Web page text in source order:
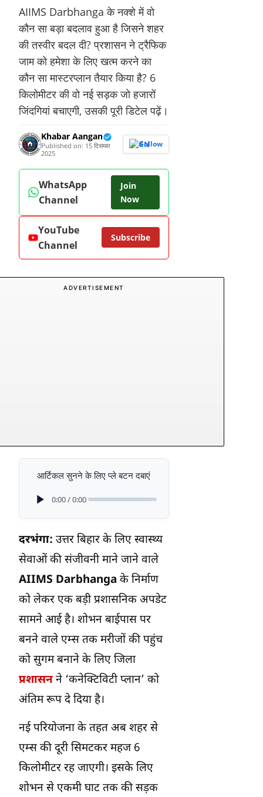
AIIMS Darbhanga के नक्शे में वो
कौन सा बड़ा बदलाव हुआ है जिसने शहर
की तस्वीर बदल दी? प्रशासन ने ट्रैफिक
जाम को हमेशा के लिए खत्म करने का
कौन सा मास्टरप्लान तैयार किया है? 6
किलोमीटर की वो नई सड़क जो हजारों
जिंदगियां बचाएगी, उसकी पूरी डिटेल पढ़ें।
Khabar Aangan
Published on: 15 दिसम्बर
2025
Follow
WhatsApp
Channel
Join
Now
YouTube
Channel
Subscribe
ADVERTISEMENT
आर्टिकल सुनने के लिए प्ले बटन दबाएं
0:00 / 0:00
दरभंगा: उत्तर बिहार के लिए स्वास्थ्य
सेवाओं की संजीवनी माने जाने वाले
AIIMS Darbhanga के निर्माण
को लेकर एक बड़ी प्रशासनिक अपडेट
सामने आई है। शोभन बाईपास पर
बनने वाले एम्स तक मरीजों की पहुंच
को सुगम बनाने के लिए जिला
प्रशासन ने ‘कनेक्टिविटी प्लान’ को
अंतिम रूप दे दिया है।
नई परियोजना के तहत अब शहर से
एम्स की दूरी सिमटकर महज 6
किलोमीटर रह जाएगी। इसके लिए
शोभन से एकमी घाट तक की सड़क